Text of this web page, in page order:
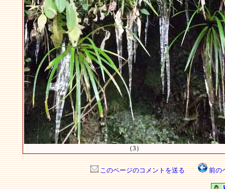
（3）
このページのコメントを送る 前の